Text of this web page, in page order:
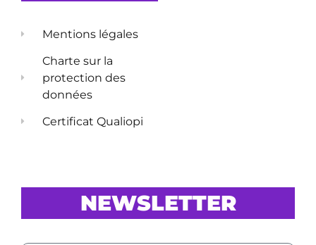
Mentions légales
Charte sur la
protection des
données
Certificat Qualiopi
NEWSLETTER